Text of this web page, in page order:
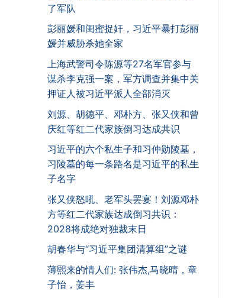
了军队
彭丽媛和闺蜜捉奸，习近平暴打彭丽
媛并威胁杀她全家
上海武警司令陈源等27名军官参与
谋杀李克强一案，军方调查并集中关
押证人被习近平派人全部消灭
刘源、胡德平、邓朴方、张又侠和曾
庆红等红二代家族倒习达成共识
习近平的六个私生子和习仲勋陵墓，
习陵墓的每一条路名是习近平的私生
子名字
张又侠怒吼、老军头罢宴！刘源邓朴
方等红二代家族达成倒习共识：
2028将成绝对独裁末日
胡春华与“习近平集团清算组”之谜
薄熙来的情人们: 张伟杰,马晓晴，章
子怡，姜丰